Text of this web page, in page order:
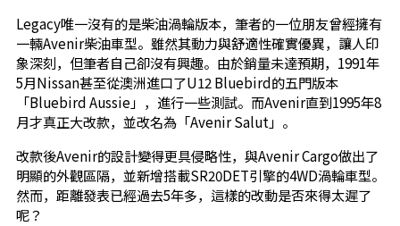
Legacy唯一沒有的是柴油渦輪版本，筆者的一位朋友曾經擁有
一輛Avenir柴油車型。雖然其動力與舒適性確實優異，讓人印
象深刻，但筆者自己卻沒有興趣。由於銷量未達預期，1991年
5月Nissan甚至從澳洲進口了U12 Bluebird的五門版本
「Bluebird Aussie」，進行一些測試。而Avenir直到1995年8
月才真正大改款，並改名為「Avenir Salut」。
改款後Avenir的設計變得更具侵略性，與Avenir Cargo做出了
明顯的外觀區隔，並新增搭載SR20DET引擎的4WD渦輪車型。
然而，距離發表已經過去5年多，這樣的改動是否來得太遲了
呢？